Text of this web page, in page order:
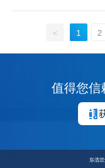
< 1 2
值得您信